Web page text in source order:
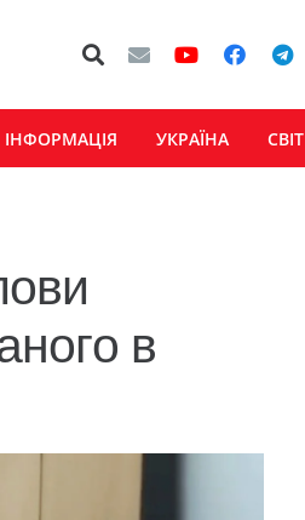
ІНФОРМАЦІЯ УКРАЇНА СВІТ
в